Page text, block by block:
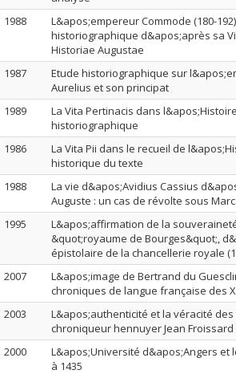
1988
L&apos;empereur Commode (180-
historiographique d&apos;après sa
Historiae Augustae
1987
Etude historiographique sur
Aurelius et son principat
1989
La Vita Pertinacis dans
historiographique
1986
La Vita Pii dans le recueil de
historique du texte
1988
La vie d&apos;Avidius Cassius
Auguste : un cas de révolte sous
1995
L&apos;affirmation de la
&quot;royaume de Bourges&quot;,
épistolaire de la chancellerie royale
2007
L&apos;image de Bertrand du
chroniques de langue française des
2003
L&apos;authenticité et la véracité
chroniqueur hennuyer Jean Froissard
2000
L&apos;Université d&apos;Angers et
à 1435